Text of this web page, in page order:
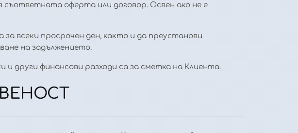
съответната оферта или договор. Освен ако не е
всеки просрочен ден, както и да преустанови
на задължението.
и други финансови разходи са за сметка на Клиента.